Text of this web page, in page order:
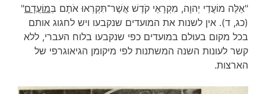
"אֵלֶּה מוֹעֲדֵי יְהוָה, מִקְרָאֵי קֹדֶשׁ אֲשֶׁר־תִּקְרְאוּ אֹתָם בְּמוֹעֲדָם"
(כג, ד). אין לשנות את המועדים שנקבעו ויש לחגוג אותם
בכל מקום בעולם במועדים כפי שנקבעו בלוח העברי, ללא
קשר לעונות השנה המשתנות לפי מיקומן הגיאוגרפי של
הארצות.